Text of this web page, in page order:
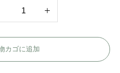
ド
カゴに追加